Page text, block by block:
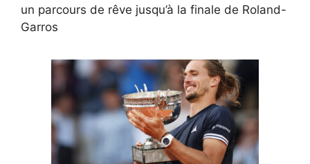
un parcours de rêve jusqu’à la finale de Roland-
Garros